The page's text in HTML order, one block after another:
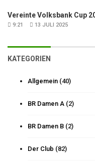
Vereinte Volksbank Cup
9:21 13 JULI 2025
KATEGORIEN
Allgemein (40)
BR Damen A (2)
BR Damen B (2)
Der Club (82)